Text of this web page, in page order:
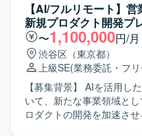
【AI/フルリモート】
新規プロダクト開発プ
〜1,100,000円/月
渋谷区（東京都）
上級SE(業務委託・フ
【募集背景】 AIを活用し
いて、新たな事業領域と
ロダクトの開発を加速さ